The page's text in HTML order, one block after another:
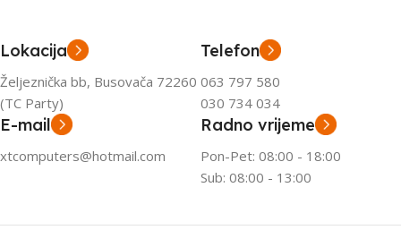
Lokacija
Željeznička bb, Busovača 72260
(TC Party)
Telefon
063 797 580
030 734 034
E-mail
xtcomputers@hotmail.com
Radno vrijeme
Pon-Pet: 08:00 - 18:00
Sub: 08:00 - 13:00